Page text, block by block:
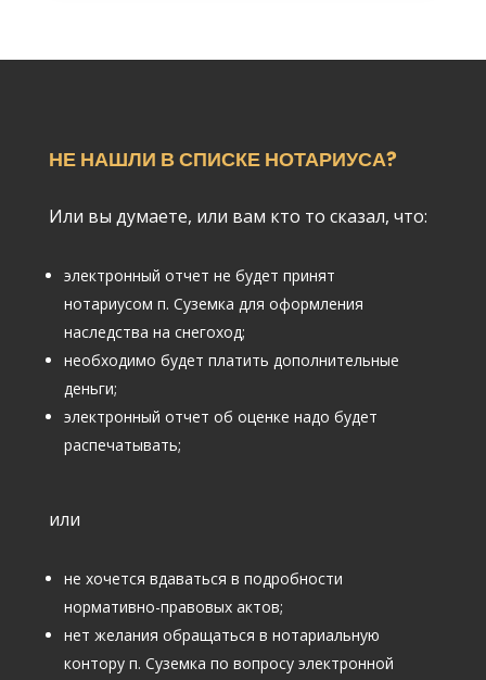
НЕ НАШЛИ В СПИСКЕ НОТАРИУСА?
Или вы думаете, или вам кто то сказал, что:
электронный отчет не будет принят
нотариусом п. Суземка для оформления
наследства на снегоход;
необходимо будет платить дополнительные
деньги;
электронный отчет об оценке надо будет
распечатывать;
или
не хочется вдаваться в подробности
нормативно-правовых актов;
нет желания обращаться в нотариальную
контору п. Суземка по вопросу электронной